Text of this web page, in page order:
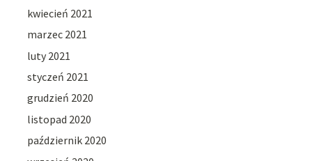
kwiecień 2021
marzec 2021
luty 2021
styczeń 2021
grudzień 2020
listopad 2020
październik 2020